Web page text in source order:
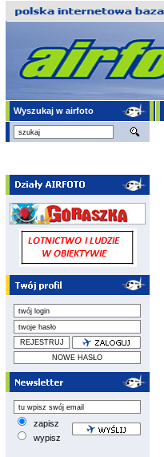
Wyszukaj w airfoto
zapisz
wypisz